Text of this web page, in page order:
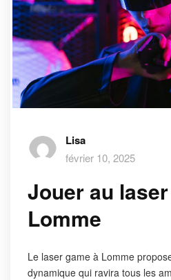
Lisa
février 10, 2025
Jouer au
Lomme
Le laser game à Lomme
dynamique qui ravira tous les